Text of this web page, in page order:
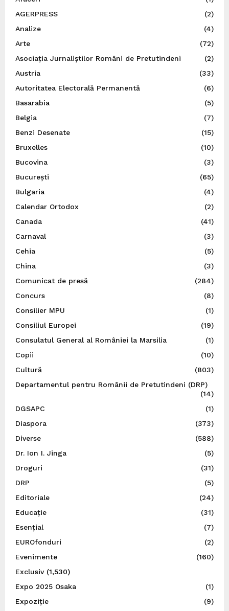
AGERPRESS
(2)
Analize
(4)
Arte
(72)
Asociația Jurnaliștilor Români de Pretutindeni
(2)
Austria
(33)
Autoritatea Electorală Permanentă
(6)
Basarabia
(5)
Belgia
(7)
Benzi Desenate
(15)
Bruxelles
(10)
Bucovina
(3)
București
(65)
Bulgaria
(4)
Calendar Ortodox
(2)
Canada
(41)
Carnaval
(3)
Cehia
(5)
China
(3)
Comunicat de presă
(284)
Concurs
(8)
Consilier MPU
(1)
Consiliul Europei
(19)
Consulatul General al României la Marsilia
(1)
Copii
(10)
Cultură
(803)
Departamentul pentru Românii de Pretutindeni (DRP)
(14)
DGSAPC
(1)
Diaspora
(373)
Diverse
(588)
Dr. Ion I. Jinga
(5)
Droguri
(31)
DRP
(5)
Editoriale
(24)
Educație
(31)
Esențial
(7)
EUROfonduri
(2)
Evenimente
(160)
Exclusiv(1,530)
Expo 2025 Osaka
(1)
Expoziție
(9)